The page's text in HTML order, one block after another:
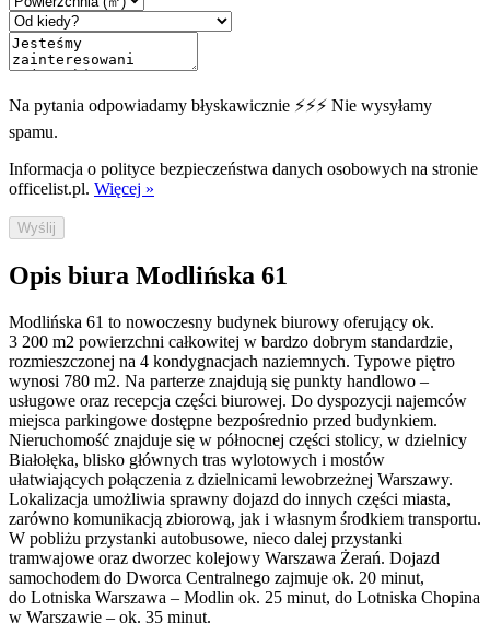
Na pytania odpowiadamy błyskawicznie ⚡⚡⚡ Nie wysyłamy
spamu.
Informacja o polityce bezpieczeństwa danych osobowych na stronie
officelist.pl. Więcej »
Wyślij
Opis biura Modlińska 61
Modlińska 61 to nowoczesny budynek biurowy oferujący ok.
3 200 m2 powierzchni całkowitej w bardzo dobrym standardzie,
rozmieszczonej na 4 kondygnacjach naziemnych. Typowe piętro
wynosi 780 m2. Na parterze znajdują się punkty handlowo –
usługowe oraz recepcja części biurowej. Do dyspozycji najemców
miejsca parkingowe dostępne bezpośrednio przed budynkiem.
Nieruchomość znajduje się w północnej części stolicy, w dzielnicy
Białołęka, blisko głównych tras wylotowych i mostów
ułatwiających połączenia z dzielnicami lewobrzeżnej Warszawy.
Lokalizacja umożliwia sprawny dojazd do innych części miasta,
zarówno komunikacją zbiorową, jak i własnym środkiem transportu.
W pobliżu przystanki autobusowe, nieco dalej przystanki
tramwajowe oraz dworzec kolejowy Warszawa Żerań. Dojazd
samochodem do Dworca Centralnego zajmuje ok. 20 minut,
do Lotniska Warszawa – Modlin ok. 25 minut, do Lotniska Chopina
w Warszawie – ok. 35 minut.